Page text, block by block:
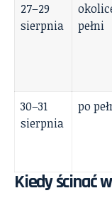
27–29
sierpnia
pełni
30–31
sierpnia
po
Kiedy ścinać